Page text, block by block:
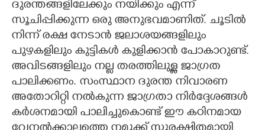
ദുരന്തങ്ങളിലേക്കും നയിക്കും എന്ന്
സൂചിപ്പിക്കുന്ന ഒരു അനുഭവമാണിത്. ചൂടിൽ
നിന്ന് രക്ഷ നേടാൻ ജലാശയങ്ങളിലും
പുഴകളിലും കുട്ടികൾ കുളിക്കാൻ പോകാറുണ്ട്.
അവിടങ്ങളിലും നല്ല തരത്തിലുള്ള ജാഗ്രത
പാലിക്കണം. സംസ്ഥാന ദുരന്ത നിവാരണ
അതോറിറ്റി നൽകുന്ന ജാഗ്രതാ നിർദ്ദേശങ്ങൾ
കർശനമായി പാലിച്ചുകൊണ്ട് ഈ കഠിനമായ